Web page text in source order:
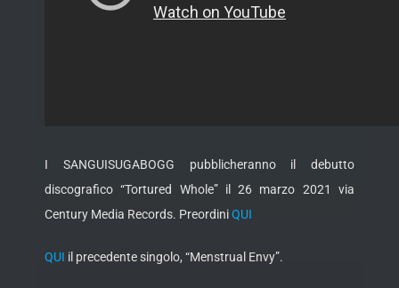
I SANGUISUGABOGG pubblicheranno il debutto
discografico “Tortured Whole” il 26 marzo 2021 via
Century Media Records. PreordiniQUI
QUI il precedente singolo, “Menstrual Envy”.